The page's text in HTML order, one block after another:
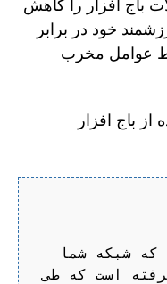
باج افزار را کاهش
خود در برابر
عوامل مخرب
باج افزار
که شبکه شما
است که طی